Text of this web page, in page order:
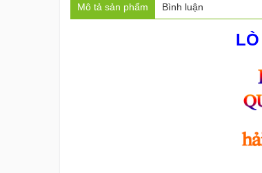
Mô tả sản phẩm Bình luận